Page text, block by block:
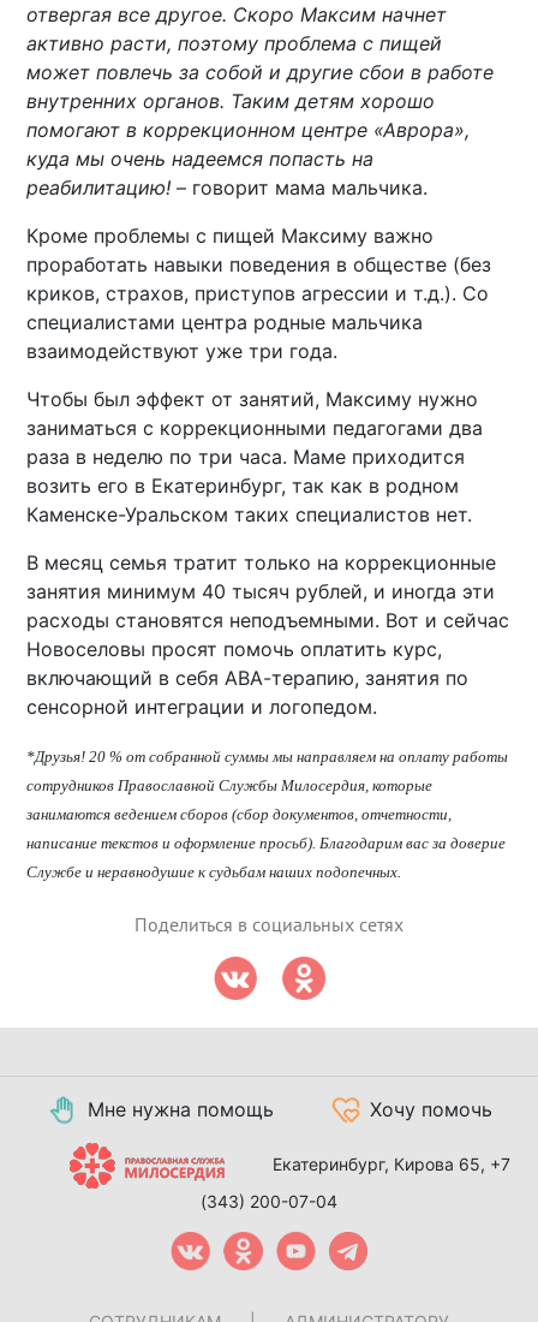
отвергая все другое. Скоро Максим начнет
активно расти, поэтому проблема с пищей
может повлечь за собой и другие сбои в работе
внутренних органов. Таким детям хорошо
помогают в коррекционном центре «Аврора»,
куда мы очень надеемся попасть на
реабилитацию! – говорит мама мальчика.
Кроме проблемы с пищей Максиму важно
проработать навыки поведения в обществе (без
криков, страхов, приступов агрессии и т.д.). Со
специалистами центра родные мальчика
взаимодействуют уже три года.
Чтобы был эффект от занятий, Максиму нужно
заниматься с коррекционными педагогами два
раза в неделю по три часа. Маме приходится
возить его в Екатеринбург, так как в родном
Каменске-Уральском таких специалистов нет.
В месяц семья тратит только на коррекционные
занятия минимум 40 тысяч рублей, и иногда эти
расходы становятся неподъемными. Вот и сейчас
Новоселовы просят помочь оплатить курс,
включающий в себя АВА-терапию, занятия по
сенсорной интеграции и логопедом.
*Друзья! 20 % от собранной суммы мы направляем на оплату работы
сотрудников Православной Службы Милосердия, которые
занимаются ведением сборов (сбор документов, отчетности,
написание текстов и оформление просьб). Благодарим вас за доверие
Службе и неравнодушие к судьбам наших подопечных.
Поделиться в социальных сетях
Мне нужна помощь Хочу помочь
Екатеринбург, Кирова 65, +7
(343) 200-07-04